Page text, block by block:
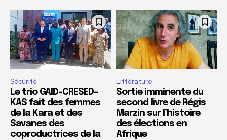
Sécurité
Le trio GAID-CRESED-
KAS fait des femmes
de la Kara et des
Savanes des
coproductrices de la
Littérature
Sortie imminente du
second livre de Régis
Marzin sur l’histoire
des élections en
Afrique